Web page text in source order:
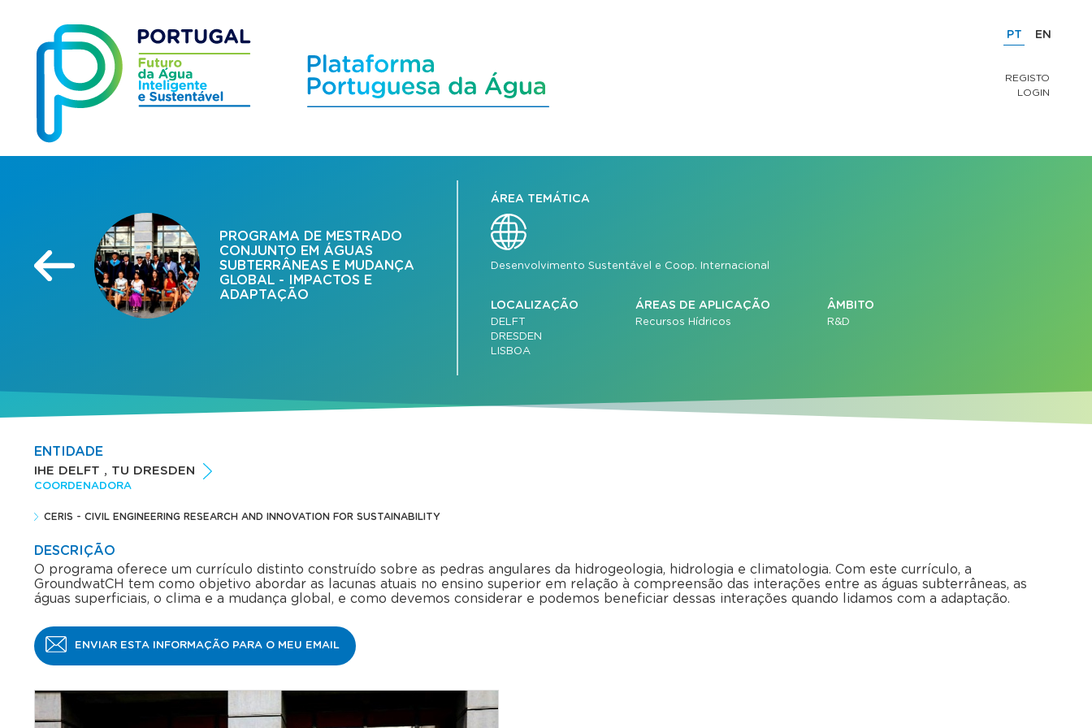
PT EN
REGISTO
LOGIN
PROGRAMA DE MESTRADO
CONJUNTO EM ÁGUAS
SUBTERRÂNEAS E MUDANÇA
GLOBAL - IMPACTOS E
ADAPTAÇÃO
ÁREA TEMÁTICA
Desenvolvimento Sustentável e Coop. Internacional
LOCALIZAÇÃO
DELFT
DRESDEN
LISBOA
ÁREAS DE APLICAÇÃO
Recursos Hídricos
ÂMBITO
R&D
ENTIDADE
IHE DELFT , TU DRESDEN
COORDENADORA
CERIS - CIVIL ENGINEERING RESEARCH AND INNOVATION FOR SUSTAINABILITY
DESCRIÇÃO
O programa oferece um currículo distinto construído sobre as pedras angulares da hidrogeologia, hidrologia e climatologia. Com este currículo, a
GroundwatCH tem como objetivo abordar as lacunas atuais no ensino superior em relação à compreensão das interações entre as águas subterrâneas, as
águas superficiais, o clima e a mudança global, e como devemos considerar e podemos beneficiar dessas interações quando lidamos com a adaptação.
ENVIAR ESTA INFORMAÇÃO PARA O MEU EMAIL